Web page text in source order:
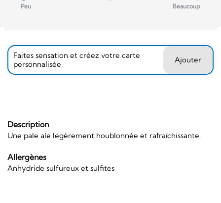
Peu Beaucoup
Faites sensation et créez votre carte
personnalisée
Ajouter
Description
Une pale ale légèrement houblonnée et rafraîchissante.
Allergènes
Anhydride sulfureux et sulfites